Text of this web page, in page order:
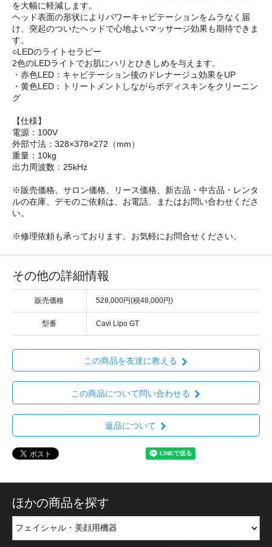
を大幅に軽減します。
ヘッド表面の形状によりパワーキャビテーションをムラなく届
け、突起のついたヘッドで心地よいマッサージ効果も期待できま
す。
○LEDのライトセラピー
2色のLEDライトでお肌にハリとひきしめを与えます。
・赤色LED：キャビテーション後のドレナージュ効果をUP
・黄色LED：トリートメントしながらボディスキンをクリーニン
グ
【仕様】
電源：100V
外部寸法：328×378×272（mm）
重量：10kg
出力周波数：25kHz
※販売価格、サロン価格、リース価格、新古品・中古品・レンタ
ルの在庫、デモのご依頼は、お電話、またはお問い合わせくださ
い。
※修理依頼も承っております。お気軽にお問合せください。
その他の詳細情報
販売価格 528,000円(税48,000円)
型番 Cavi Lipo GT
この商品を友達に教える
この商品について問い合わせる
返品について
ほかの商品を探す